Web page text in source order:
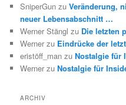
SniperGun zuVeränderung,
neuer Lebensabschnitt …
Werner Stängl zu Die letzten
Werner zu Eindrücke der
eristöff_man zuNostalgie für
Werner zuNostalgie für
ARCHIV